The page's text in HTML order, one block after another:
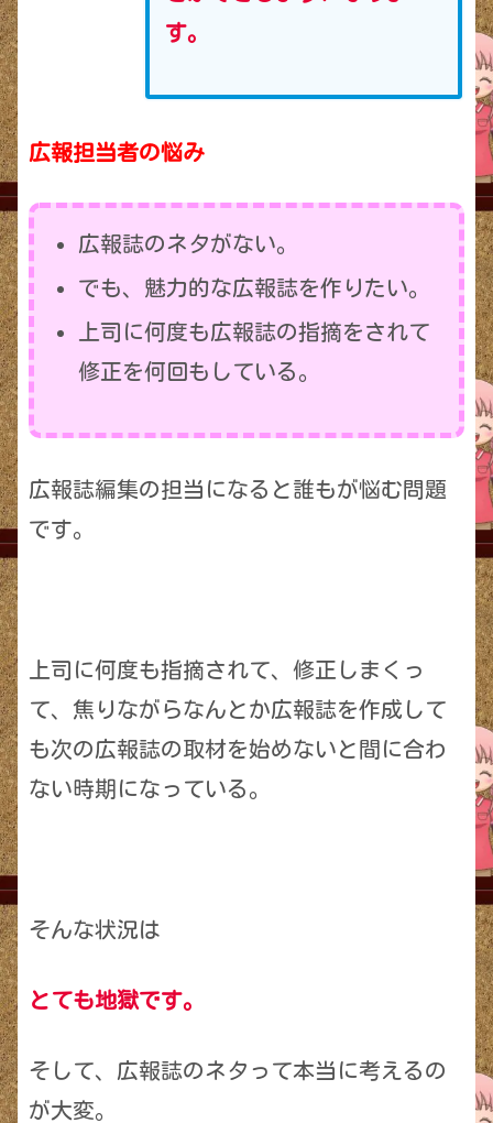
す。
広報担当者の悩み
広報誌のネタがない。
でも、魅力的な広報誌を作りたい。
上司に何度も広報誌の指摘をされて
修正を何回もしている。
広報誌編集の担当になると誰もが悩む問題
です。
上司に何度も指摘されて、修正しまくっ
て、焦りながらなんとか広報誌を作成して
も次の広報誌の取材を始めないと間に合わ
ない時期になっている。
そんな状況は
とても地獄です。
そして、広報誌のネタって本当に考えるの
が大変。